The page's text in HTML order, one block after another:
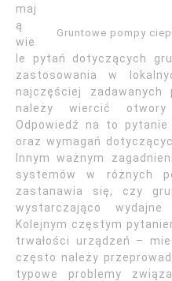
Gruntowe pompy
maj
ą
wie
le pytań dotyczących
zastosowania w
najczęściej
należy wiercić
Odpowiedź na to
oraz wymagań
Innym ważnym
systemów w różnych
zastanawia się, czy
wystarczająco
Kolejnym częstym
trwałości urządzeń –
często należy
typowe problemy